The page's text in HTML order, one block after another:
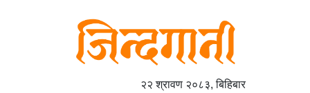
२२ श्रावण २०८३, बिहिबार